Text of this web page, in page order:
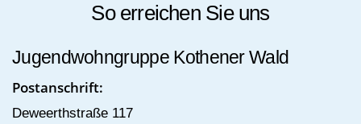
So erreichen Sie uns
Jugendwohngruppe Kothener Wald
Postanschrift:
Deweerthstraße 117